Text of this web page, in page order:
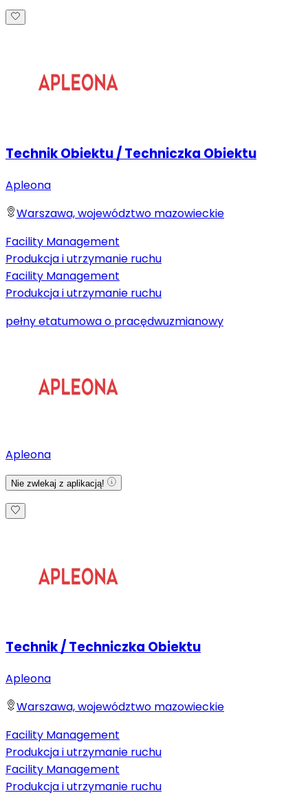
Technik Obiektu / Techniczka Obiektu
Apleona
Warszawa, województwo mazowieckie
Facility Management
Produkcja i utrzymanie ruchu
Facility Management
Produkcja i utrzymanie ruchu
pełny etatumowa o pracędwuzmianowy
Apleona
Nie zwlekaj z aplikacją!
Technik / Techniczka Obiektu
Apleona
Warszawa, województwo mazowieckie
Facility Management
Produkcja i utrzymanie ruchu
Facility Management
Produkcja i utrzymanie ruchu